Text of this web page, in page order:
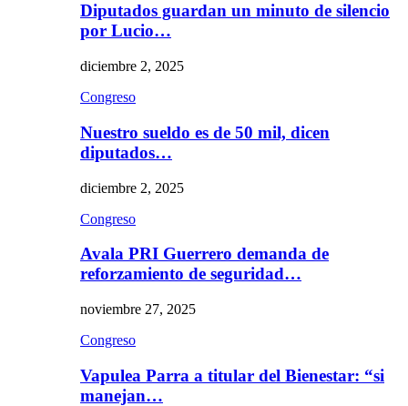
Diputados guardan un minuto de silencio
por Lucio…
diciembre 2, 2025
Congreso
Nuestro sueldo es de 50 mil, dicen
diputados…
diciembre 2, 2025
Congreso
Avala PRI Guerrero demanda de
reforzamiento de seguridad…
noviembre 27, 2025
Congreso
Vapulea Parra a titular del Bienestar: “si
manejan…